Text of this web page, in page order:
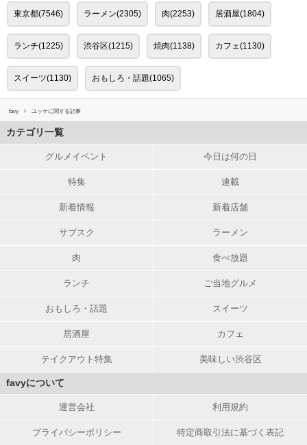
東京都(7546) ラーメン(2305) 肉(2253) 居酒屋(1804)
ランチ(1225) 渋谷区(1215) 焼肉(1138) カフェ(1130)
スイーツ(1130) おもしろ・話題(1065)
favy ユッケに関する記事
カテゴリ一覧
グルメイベント 今日は何の日
特集 連載
新着情報 新着店舗
サブスク ラーメン
肉 食べ放題
ランチ ご当地グルメ
おもしろ・話題 スイーツ
居酒屋 カフェ
テイクアウト特集 美味しい渋谷区
favyについて
運営会社 利用規約
プライバシーポリシー 特定商取引法に基づく表記